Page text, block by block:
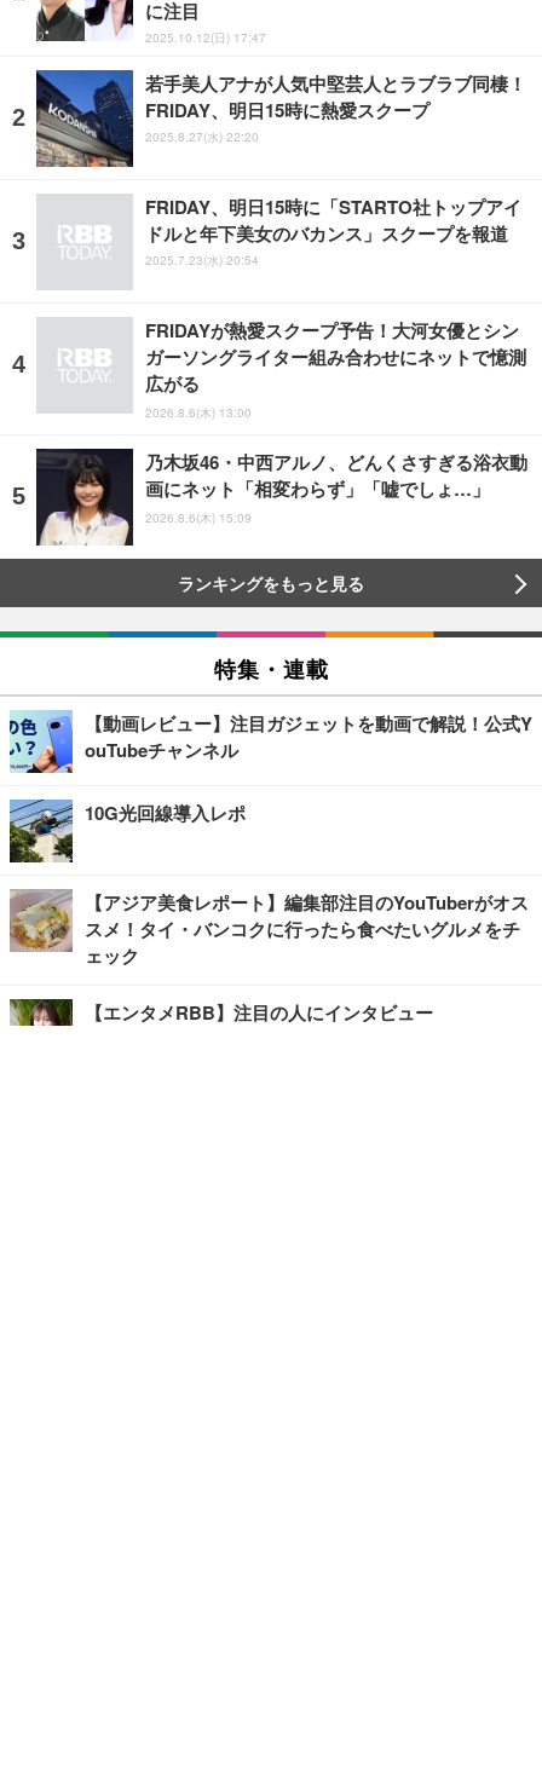
に注目
2025.10.12(日) 17:47
若手美人アナが人気中堅芸人とラブラブ同棲！
FRIDAY、明日15時に熱愛スクープ
2025.8.27(水) 22:20
FRIDAY、明日15時に「STARTO社トップアイ
ドルと年下美女のバカンス」スクープを報道
2025.7.23(水) 20:54
FRIDAYが熱愛スクープ予告！大河女優とシン
ガーソングライター組み合わせにネットで憶測
広がる
2026.8.6(木) 13:00
乃木坂46・中西アルノ、どんくさすぎる浴衣動
画にネット「相変わらず」「嘘でしょ…」
2026.8.6(木) 15:09
ランキングをもっと見る
特集・連載
【動画レビュー】注目ガジェットを動画で解説！公式Y
ouTubeチャンネル
10G光回線導入レポ
【アジア美食レポート】編集部注目のYouTuberがオス
スメ！タイ・バンコクに行ったら食べたいグルメをチ
ェック
【エンタメRBB】注目の人にインタビュー